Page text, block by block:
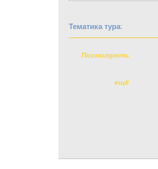
Тематика тура:
Посмотреть
ещё